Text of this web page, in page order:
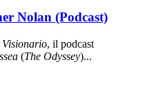
Nolan (Podcast)
, il podcast
(The Odyssey)...